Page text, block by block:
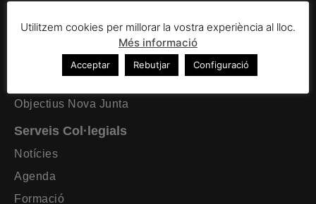
Organització col·legial
Formació requerida
Objectius Nova Junta
Serveis Col·legials
Notícies
Agenda
Formació
Utilitzem cookies per millorar la vostra experiència al lloc.
Més informació
Acceptar Rebutjar Configuració